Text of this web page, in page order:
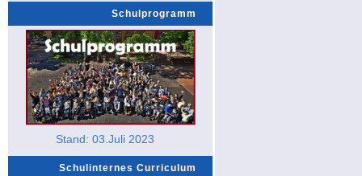
Schulprogramm
Stand: 03.Juli 2023
Schulinternes Curriculum